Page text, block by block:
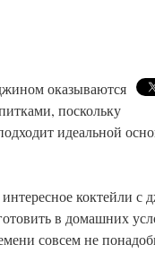
оказываются
поскольку
идеальной
коктейли с
в домашних
совсем не